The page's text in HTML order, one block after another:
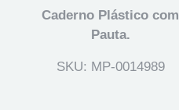
Caderno Plástico com
Pauta.
SKU: MP-0014989